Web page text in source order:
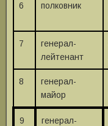
6 полковник
7
генерал-
лейтенант
8
генерал-
майор
9
генерал-